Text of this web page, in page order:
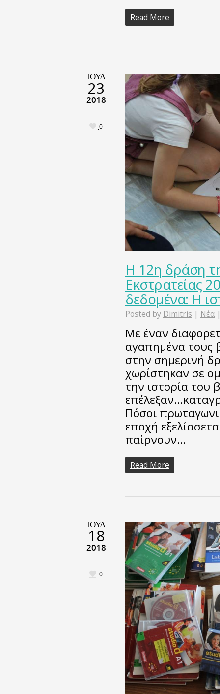
Read More
ΙΟΎΛ
23
2018
0
Η 12η δράση
Εκστρατείας
δεδομένα: Η
Posted by Dimitris | Νέα
Με έναν
αγαπημένα τους
στην σημερινή
χωρίστηκαν σε
την ιστορία του
Πόσοι
εποχή
παίρνουν…
Read More
ΙΟΎΛ
18
2018
0